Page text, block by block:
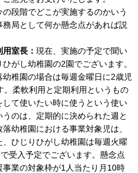
の段階でどこが実施するのかいう
局として何か懸念点があれば説
室長： 現在、実施の予定で聞い
がし幼稚園の2園でございます。
稚園の場合は毎週金曜日に2歳児
柔軟利用と定期利用というもの
て使いたい時に使うという使い
のは、定期的に決められた週と
幼稚園における事業対象児は、
ひじりひがし幼稚園は毎週火曜
受入予定でございます。懸念点
業の対象枠が1人当たり月10時